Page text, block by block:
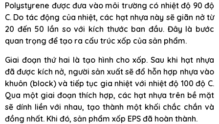
Polystyrene được đưa vào môi trường có nhiệt độ 90 độ
C. Do tác động của nhiệt, các hạt nhựa này sẽ giãn nở từ
20 đến 50 lần so với kích thước ban đầu. Đây là bước
quan trọng để tạo ra cấu trúc xốp của sản phẩm.
Giai đoạn thứ hai là tạo hình cho xốp. Sau khi hạt nhựa
đã được kích nở, người sản xuất sẽ đổ hỗn hợp nhựa vào
khuôn (block) và tiếp tục gia nhiệt với nhiệt độ 100 độ C.
Qua một giai đoạn thích hợp, các hạt nhựa trên bề mặt
sẽ dính liền với nhau, tạo thành một khối chắc chắn và
đồng nhất. Khi đó, sản phẩm xốp EPS đã hoàn thành.